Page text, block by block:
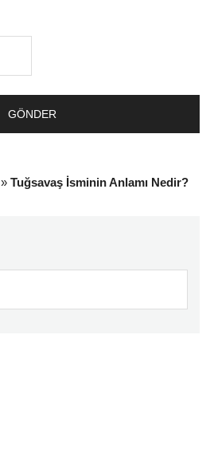
»Tuğsavaş İsminin Anlamı Nedir?